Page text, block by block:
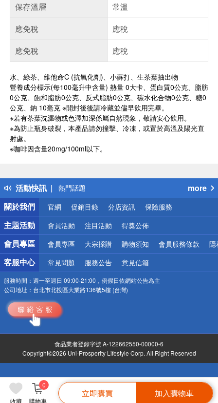
收藏 購物車
0
立即購買 加入購物車
保存溫層
常溫
應免稅
應稅
應免稅
應稅
水、綠茶、維他命C (抗氧化劑)、小蘇打、生茶葉抽出物
營養成分標示(每100毫升中含量) 熱量 0大卡、蛋白質0公克、脂肪
0公克、飽和脂肪0公克、反式脂肪0公克、碳水化合物0公克、糖0
公克、鈉 10毫克 ※開封後後請冷藏並儘早飲用完畢。
※若有茶葉沈澱物或色澤加深係屬自然現象，敬請安心飲用。
※為防止瓶身破裂，本產品請勿撞擊、冷凍，或置於高溫及陽光直
射處。
※咖啡因含量20mg/100ml以下。
活動快訊
得獎公告
熱門話題
銀行優惠
偏遠地區配送
詐騙網頁！請小心！
more
關於我們
官網 促銷目錄 分店資訊 保險服務
主題活動 會員活動 注目活動 得獎公佈
會員專區 會員專區 大宗採購 購物須知 會員服務條款 隱
客服中心 常見問題 服務公告 意見信箱
服務時間： 週一至週日 09:00-21:00，例假日依網站公告為主
公司地址： 台北市北投區大業路136號5樓 (台灣)
食品業者登錄字號 A-122662550-00000-6
Copyright©2026 Uni-Prosperity Lifestyle Corp. All Right Reserved